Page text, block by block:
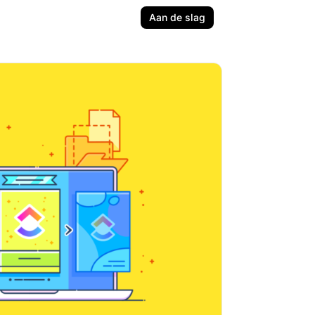
Aan de slag